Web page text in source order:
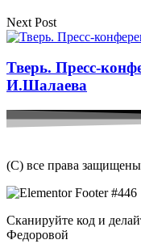
Next Post
Тверь. Пресс-
И.Шалаева
(С) все права
Сканируйте код и
Федоровой